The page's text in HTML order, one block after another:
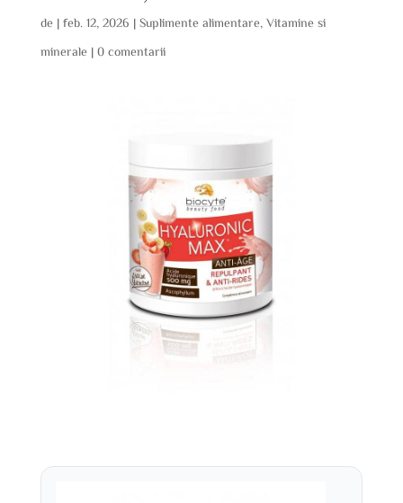
de | feb. 12, 2026 | Suplimente alimentare, Vitamine si
minerale| 0 comentarii